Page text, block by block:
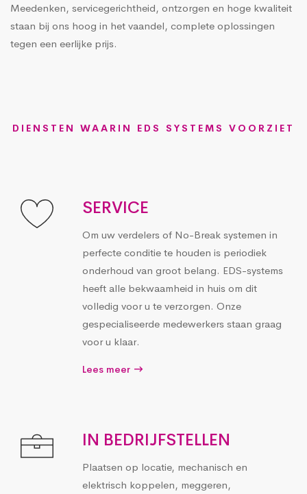
Meedenken, servicegerichtheid, ontzorgen en hoge kwaliteit
staan bij ons hoog in het vaandel, complete oplossingen
tegen een eerlijke prijs.
DIENSTEN WAARIN EDS SYSTEMS VOORZIET
SERVICE
Om uw verdelers of No-Break systemen in
perfecte conditie te houden is periodiek
onderhoud van groot belang. EDS-systems
heeft alle bekwaamheid in huis om dit
volledig voor u te verzorgen. Onze
gespecialiseerde medewerkers staan graag
voor u klaar.
Lees meer
IN BEDRIJFSTELLEN
Plaatsen op locatie, mechanisch en
elektrisch koppelen, meggeren,